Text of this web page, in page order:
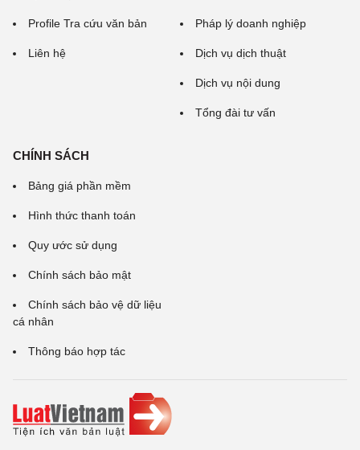
Profile Tra cứu văn bản
Liên hệ
Pháp lý doanh nghiệp
Dịch vụ dịch thuật
Dịch vụ nội dung
Tổng đài tư vấn
CHÍNH SÁCH
Bảng giá phần mềm
Hình thức thanh toán
Quy ước sử dụng
Chính sách bảo mật
Chính sách bảo vệ dữ liệu
cá nhân
Thông báo hợp tác